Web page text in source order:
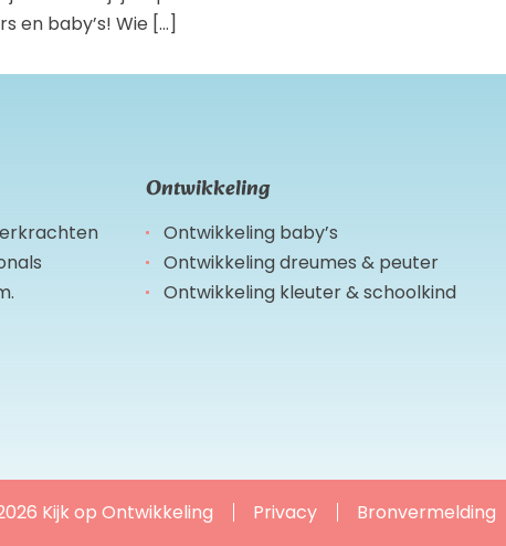
en baby’s! Wie […]
Ontwikkeling
Ontwikkeling baby’s
Ontwikkeling dreumes & peuter
Ontwikkeling kleuter & schoolkind
Kijk op Ontwikkeling Privacy Bronvermelding